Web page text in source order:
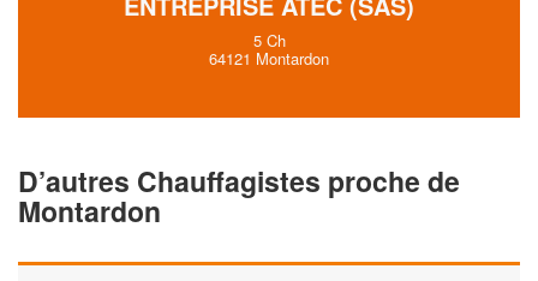
5 Ch
64121 Montardon
D’autres Chauffagistes proche de
Montardon